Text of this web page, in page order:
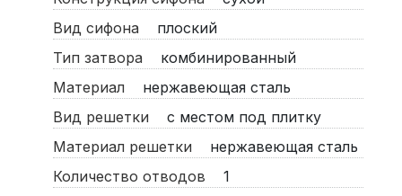
Вид сифона
плоский
Тип затвора
комбинированный
Материал
нержавеющая сталь
Вид решетки
с местом под плитку
Материал решетки
нержавеющая сталь
Количество отводов
1